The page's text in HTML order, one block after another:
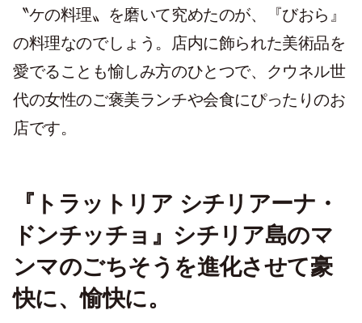
〝ケの料理〟を磨いて究めたのが、『びおら』
の料理なのでしょう。店内に飾られた美術品を
愛でることも愉しみ方のひとつで、クウネル世
代の女性のご褒美ランチや会食にぴったりのお
店です。
『トラットリア シチリアーナ・
ドンチッチョ』シチリア島のマ
ンマのごちそうを進化させて豪
快に、愉快に。